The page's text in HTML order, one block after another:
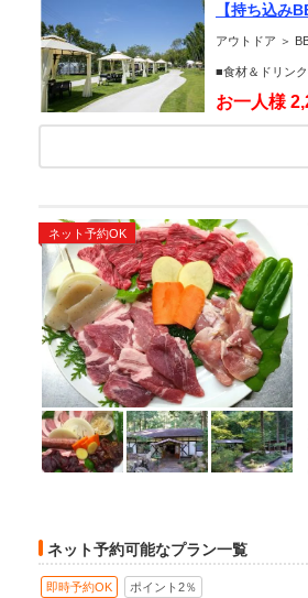
【持ち込み
＞
アウトドア ＞
■食材＆ドリン
お一人様
ネット予約OK
ネット予約可能なプラン一覧
即時予約OK ポイント2％